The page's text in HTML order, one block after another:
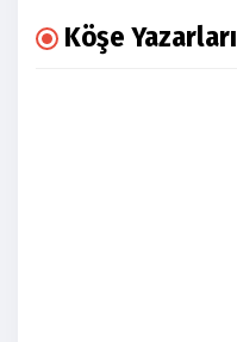
Köşe Yazarları